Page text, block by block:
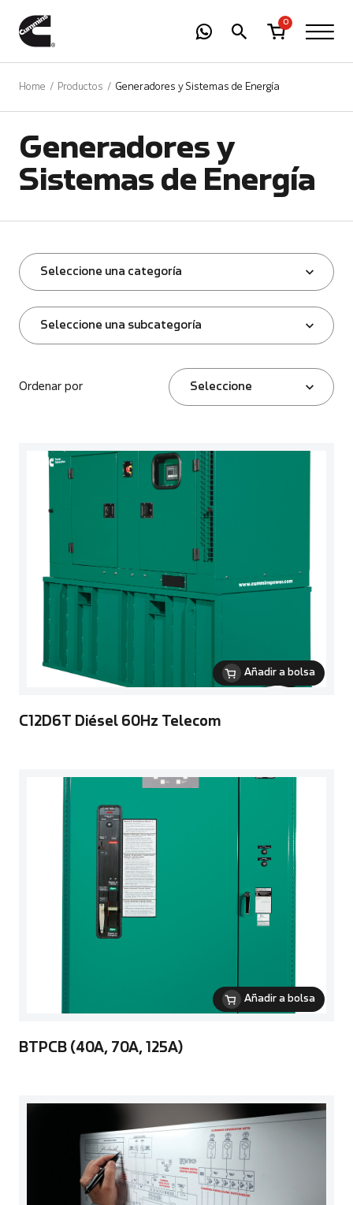
0
Home Productos Generadores y Sistemas de Energía
Generadores y
Sistemas de Energía
Seleccione una categoría
Seleccione una subcategoría
Ordenar por Seleccione
Añadir a bolsa
C12D6T Diésel 60Hz Telecom
Añadir a bolsa
BTPCB (40A, 70A, 125A)